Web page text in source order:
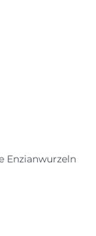
Enzianwurzeln